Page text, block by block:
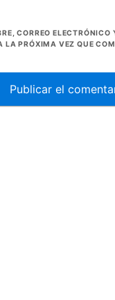
CORREO ELECTRÓNICO
LA PRÓXIMA VEZ QUE